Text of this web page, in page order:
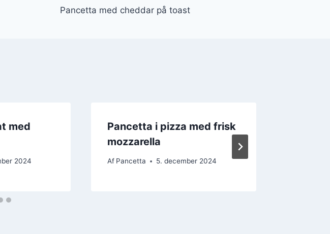
Pancetta med cheddar på toast
med
2024
Pancetta i pizza med frisk
mozzarella
Af Pancetta 5. december 2024